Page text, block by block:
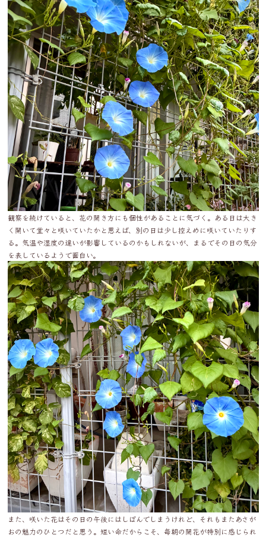
観察を続けていると、花の開き方にも個性があることに気づく。ある日は大き
く開いて堂々と咲いていたかと思えば、別の日は少し控えめに咲いていたりす
る。気温や湿度の違いが影響しているのかもしれないが、まるでその日の気分
を表しているようで面白い。
また、咲いた花はその日の午後にはしぼんでしまうけれど、それもまたあさが
おの魅力のひとつだと思う。短い命だからこそ、毎朝の開花が特別に感じられ